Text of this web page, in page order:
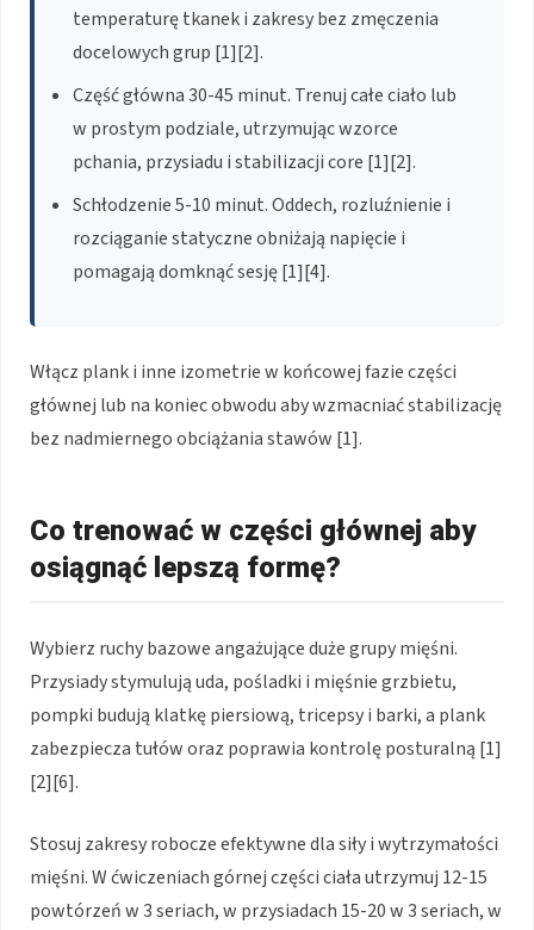
temperaturę tkanek i zakresy bez zmęczenia
docelowych grup [1][2].
Część główna 30-45 minut. Trenuj całe ciało lub
w prostym podziale, utrzymując wzorce
pchania, przysiadu i stabilizacji core [1][2].
Schłodzenie 5-10 minut. Oddech, rozluźnienie i
rozciąganie statyczne obniżają napięcie i
pomagają domknąć sesję [1][4].
Włącz plank i inne izometrie w końcowej fazie części
głównej lub na koniec obwodu aby wzmacniać stabilizację
bez nadmiernego obciążania stawów [1].
Co trenować w części głównej aby
osiągnąć lepszą formę?
Wybierz ruchy bazowe angażujące duże grupy mięśni.
Przysiady stymulują uda, pośladki i mięśnie grzbietu,
pompki budują klatkę piersiową, tricepsy i barki, a plank
zabezpiecza tułów oraz poprawia kontrolę posturalną [1]
[2][6].
Stosuj zakresy robocze efektywne dla siły i wytrzymałości
mięśni. W ćwiczeniach górnej części ciała utrzymuj 12-15
powtórzeń w 3 seriach, w przysiadach 15-20 w 3 seriach, w